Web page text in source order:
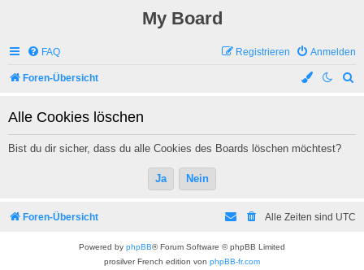
My Board
FAQ Anmelden
Registrieren
Foren-Übersicht
Alle Cookies löschen
Bist du dir sicher, dass du alle Cookies des Boards löschen möchtest?
Foren-Übersicht Alle Zeiten sind UTC
Powered by phpBB® Forum Software © phpBB Limited
prosilver French edition von phpBB-fr.com